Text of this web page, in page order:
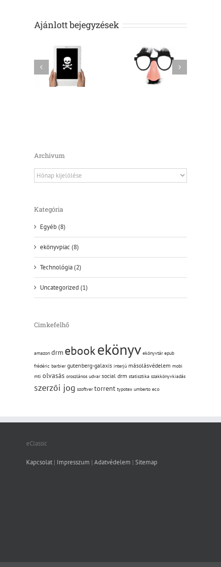
Ajánlott bejegyzések
Olvasólecke
Jöjjenek a
digitális
bennszülöttek!
Archivum
Archivum
Kategória
Egyéb (8)
ekönyvpiac (8)
Technológia (2)
Uncategorized (1)
Cimkefelhő
amazon drm ebookekönyv ekönyvtár epub
frédéric barbier gutenberg-galaxis interjú másolásvédelem mobi
mti olvasás oroszlános udvar social drm statisztika szakkönyvkiadás
szerzői jog szoftver torrent typotex umberto eco
eClassic
Kapcsolat| Impresszum | Adatvédelem | Sitemap